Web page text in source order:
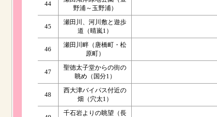
44
野浦～玉野浦）
45
瀬田川、河川敷と遊歩
道（晴嵐1）
46
瀬田川畔（唐橋町・松
原町）
47
聖徳太子堂からの街の
眺め（国分1）
48
西大津バイパス付近の
畑（穴太1）
千石岩よりの眺望（長